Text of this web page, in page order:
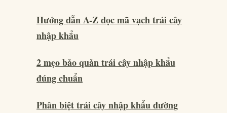
Hướng dẫn A-Z đọc mã vạch trái cây
nhập khẩu
2 mẹo bảo quản trái cây nhập khẩu
đúng chuẩn
Phân biệt trái cây nhập khẩu đường